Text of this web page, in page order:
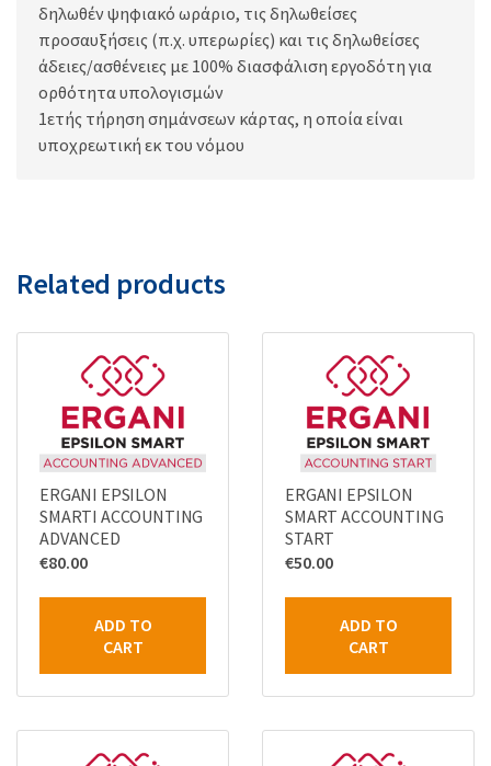
δηλωθέν ψηφιακό ωράριο, τις δηλωθείσες
προσαυξήσεις (π.χ. υπερωρίες) και τις δηλωθείσες
άδειες/ασθένειες με 100% διασφάλιση εργοδότη για
ορθότητα υπολογισμών
1ετής τήρηση σημάνσεων κάρτας, η οποία είναι
υποχρεωτική εκ του νόμου
Related products
ERGANI EPSILON
SMARTI ACCOUNTING
ADVANCED
€80.00
ADD TO
CART
ERGANI EPSILON
SMART ACCOUNTING
START
€50.00
ADD TO
CART